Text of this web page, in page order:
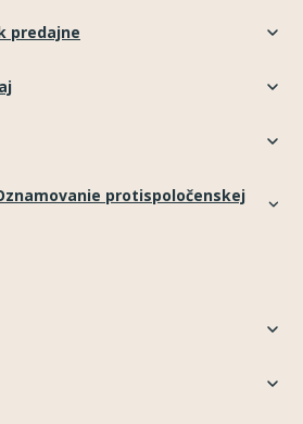
predajne
protispoločenskej